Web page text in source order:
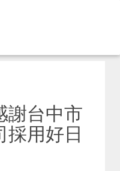
謝台中市
用好日